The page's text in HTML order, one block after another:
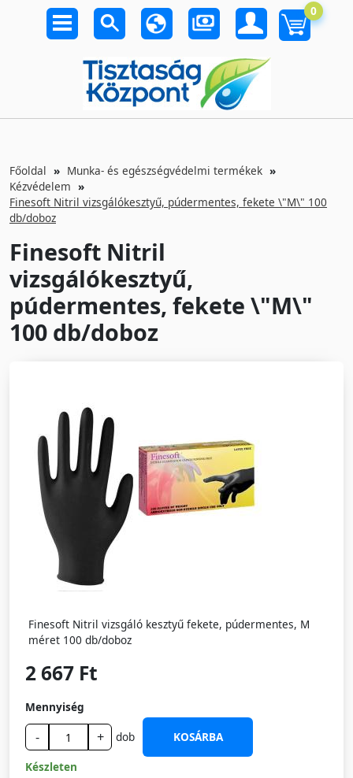
0
Főoldal
Munka- és egészségvédelmi termékek
Kézvédelem
Finesoft Nitril vizsgálókesztyű, púdermentes, fekete \"M\" 100
db/doboz
Finesoft Nitril
vizsgálókesztyű,
púdermentes, fekete \"M\"
100 db/doboz
Finesoft Nitril vizsgáló kesztyű fekete, púdermentes, M
méret 100 db/doboz
2 667 Ft
Mennyiség
- + dob
KOSÁRBA
Készleten